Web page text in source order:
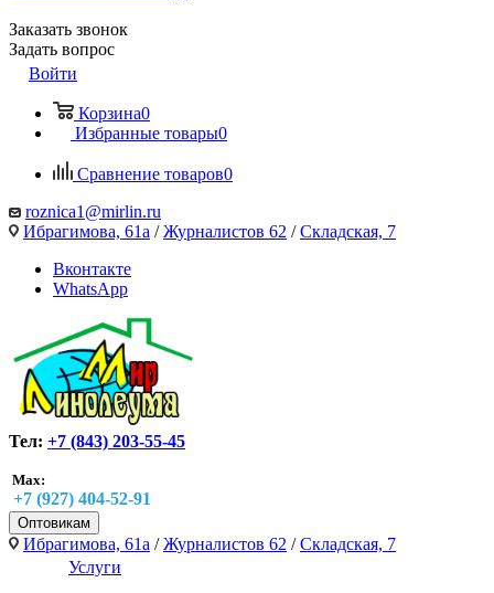
Заказать звонок
Задать вопрос
Войти
Корзина0
Избранные товары0
Сравнение товаров0
roznica1@mirlin.ru
Ибрагимова, 61а /Журналистов 62 /Складская, 7
Вконтакте
WhatsApp
Тел: +7 (843) 203-55-45
Max:
+7 (927) 404-52-91
Оптовикам
Ибрагимова, 61а /Журналистов 62 /Складская, 7
Услуги